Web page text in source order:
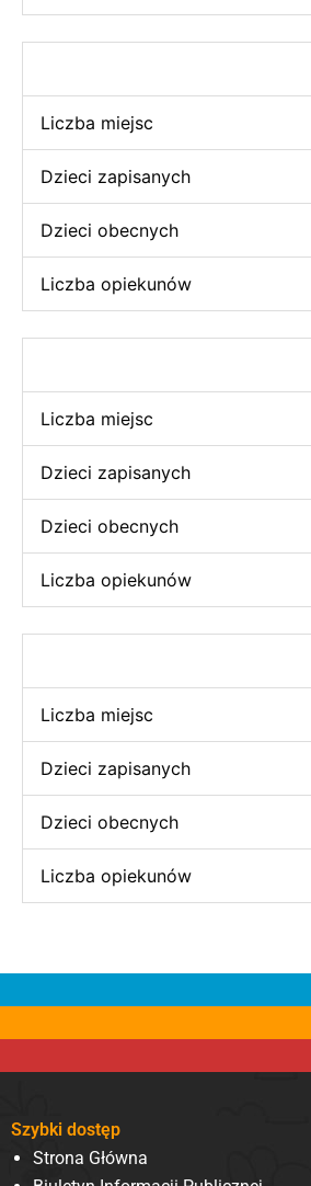
Liczba miejsc
Dzieci zapisanych
Dzieci obecnych
Liczba opiekunów
Liczba miejsc
Dzieci zapisanych
Dzieci obecnych
Liczba opiekunów
Liczba miejsc
Dzieci zapisanych
Dzieci obecnych
Liczba opiekunów
Szybki dostęp
Strona Główna